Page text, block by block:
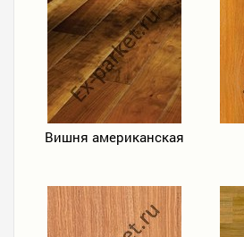
Вишня американская